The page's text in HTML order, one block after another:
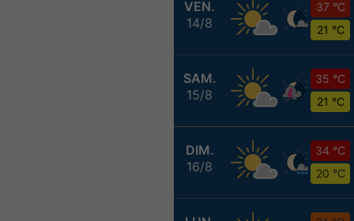
VEN.
14/8
37 °C
21 °C
SAM.
15/8
35 °C
21 °C
DIM.
16/8
34 °C
20 °C